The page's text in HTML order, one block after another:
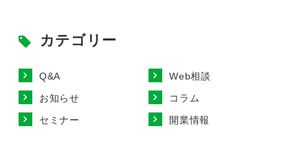
カテゴリー
Q&A
Web相談
お知らせ
コラム
セミナー
開業情報